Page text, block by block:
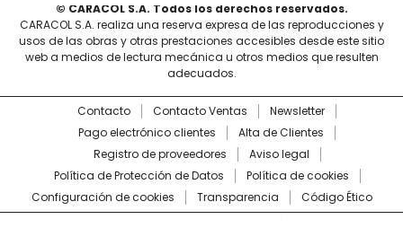
© CARACOL S.A. Todos los derechos reservados.
CARACOL S.A. realiza una reserva expresa de las reproducciones y
usos de las obras y otras prestaciones accesibles desde este sitio
web a medios de lectura mecánica u otros medios que resulten
adecuados.
Contacto Contacto Ventas
Newsletter
Pago electrónico clientes
Alta de Clientes
Registro de proveedores
Aviso legal
Política de Protección de Datos
Política de cookies
Configuración de cookies
Transparencia Código Ético